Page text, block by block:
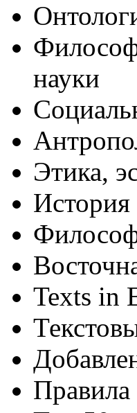
науки
Этика,
Texts in
Правила